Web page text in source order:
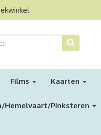
Films Kaarten
Hemelvaart/Pinksteren